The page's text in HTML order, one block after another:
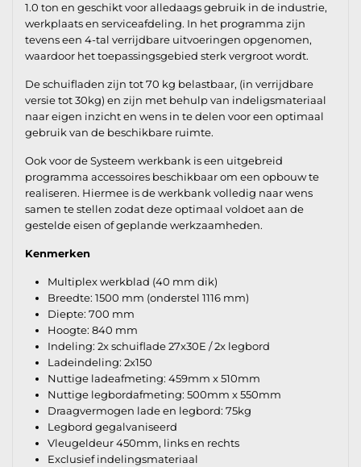
1.0 ton en geschikt voor alledaags gebruik in de industrie,
werkplaats en serviceafdeling. In het programma zijn
tevens een 4-tal verrijdbare uitvoeringen opgenomen,
waardoor het toepassingsgebied sterk vergroot wordt.
De schuifladen zijn tot 70 kg belastbaar, (in verrijdbare
versie tot 30kg) en zijn met behulp van indeligsmateriaal
naar eigen inzicht en wens in te delen voor een optimaal
gebruik van de beschikbare ruimte.
Ook voor de Systeem werkbank is een uitgebreid
programma accessoires beschikbaar om een opbouw te
realiseren. Hiermee is de werkbank volledig naar wens
samen te stellen zodat deze optimaal voldoet aan de
gestelde eisen of geplande werkzaamheden.
Kenmerken
Multiplex werkblad (40 mm dik)
Breedte: 1500 mm (onderstel 1116 mm)
Diepte: 700 mm
Hoogte: 840 mm
Indeling: 2x schuiflade 27x30E / 2x legbord
Ladeindeling: 2x150
Nuttige ladeafmeting: 459mm x 510mm
Nuttige legbordafmeting: 500mm x 550mm
Draagvermogen lade en legbord: 75kg
Legbord gegalvaniseerd
Vleugeldeur 450mm, links en rechts
Exclusief indelingsmateriaal